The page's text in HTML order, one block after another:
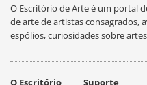
O Escritório de Arte é um portal
de arte de artistas consagrados,
espólios, curiosidades sobre
O Escritório Suporte